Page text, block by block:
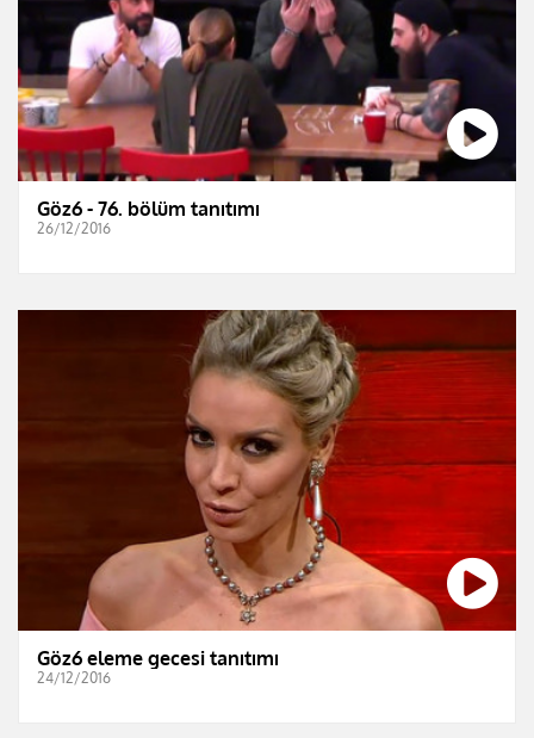
Göz6 - 76. bölüm tanıtımı
26/12/2016
Göz6 eleme gecesi tanıtımı
24/12/2016